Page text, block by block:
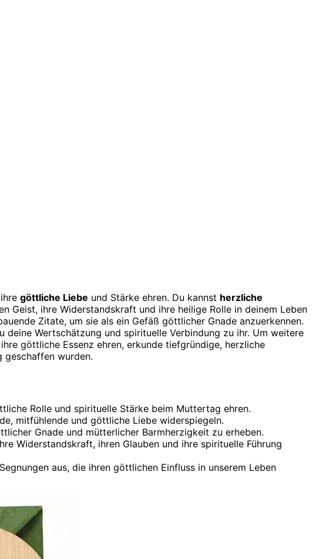
göttliche Liebe und Stärke ehren. Du kannst herzliche
Geist, ihre Widerstandskraft und ihre heilige Rolle in deinem Leben
Zitate, um sie als ein Gefäß göttlicher Gnade anzuerkennen.
Wertschätzung und spirituelle Verbindung zu ihr. Um weitere
göttliche Essenz ehren, erkunde tiefgründige, herzliche
geschaffen wurden.
Rolle und spirituelle Stärke beim Muttertag ehren.
mitfühlende und göttliche Liebe widerspiegeln.
Gnade und mütterlicher Barmherzigkeit zu erheben.
Widerstandskraft, ihren Glauben und ihre spirituelle Führung
aus, die ihren göttlichen Einfluss in unserem Leben